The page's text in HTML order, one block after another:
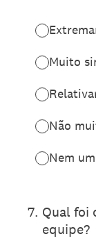
Muito
Não
Nem
7. Qual foi
equipe?